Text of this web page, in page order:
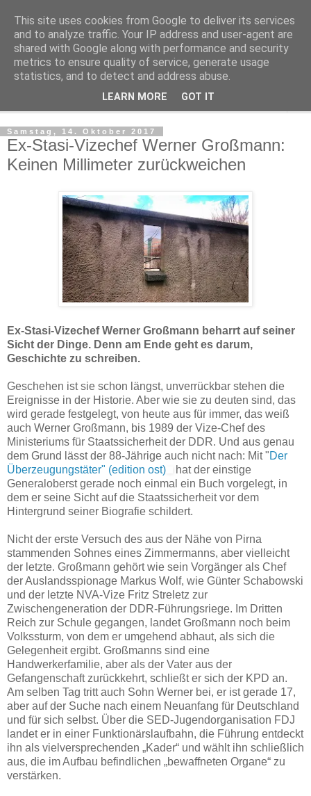
Kludge
Private Notizen aus Halle an der Saale
Samstag, 14. Oktober 2017
Ex-Stasi-Vizechef Werner Großmann:
Keinen Millimeter zurückweichen
Ex-Stasi-Vizechef Werner Großmann beharrt auf seiner
Sicht der Dinge. Denn am Ende geht es darum,
Geschichte zu schreiben.
Geschehen ist sie schon längst, unverrückbar stehen die
Ereignisse in der Historie. Aber wie sie zu deuten sind, das
wird gerade festgelegt, von heute aus für immer, das weiß
auch Werner Großmann, bis 1989 der Vize-Chef des
Ministeriums für Staatssicherheit der DDR. Und aus genau
dem Grund lässt der 88-Jährige auch nicht nach: Mit "Der
Überzeugungstäter" (edition ost)
hat der einstige
Generaloberst gerade noch einmal ein Buch vorgelegt, in
dem er seine Sicht auf die Staatssicherheit vor dem
Hintergrund seiner Biografie schildert.
Nicht der erste Versuch des aus der Nähe von Pirna
stammenden Sohnes eines Zimmermanns, aber vielleicht
der letzte. Großmann gehört wie sein Vorgänger als Chef
der Auslandsspionage Markus Wolf, wie Günter Schabowski
und der letzte NVA-Vize Fritz Streletz zur
Zwischengeneration der DDR-Führungsriege. Im Dritten
Reich zur Schule gegangen, landet Großmann noch beim
Volkssturm, von dem er umgehend abhaut, als sich die
Gelegenheit ergibt. Großmanns sind eine
Handwerkerfamilie, aber als der Vater aus der
Gefangenschaft zurückkehrt, schließt er sich der KPD an.
Am selben Tag tritt auch Sohn Werner bei, er ist gerade 17,
aber auf der Suche nach einem Neuanfang für Deutschland
und für sich selbst. Über die SED-Jugendorganisation FDJ
landet er in einer Funktionärslaufbahn, die Führung entdeckt
ihn als vielversprechenden „Kader“ und wählt ihn schließlich
aus, die im Aufbau befindlichen „bewaffneten Organe“ zu
verstärken.
This site uses cookies from Google to deliver its services
and to analyze traffic. Your IP address and user-agent are
shared with Google along with performance and security
metrics to ensure quality of service, generate usage
statistics, and to detect and address abuse.
LEARN MORE GOT IT